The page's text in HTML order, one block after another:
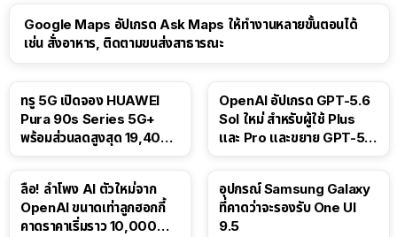
Google Maps อัปเกรด Ask Maps ให้ทำงานหลายขั้นตอนได้
เช่น สั่งอาหาร, ติดตามขนส่งสาธารณะ
ทรู 5G เปิดจอง HUAWEI
Pura 90s Series 5G+
พร้อมส่วนลดสูงสุด 19,400
OpenAI อัปเกรด GPT-5.6
Sol ใหม่ สำหรับผู้ใช้ Plus
และ Pro และขยาย GPT-5.6
ลือ! ลำโพง AI ตัวใหม่จาก
OpenAI ขนาดเท่าลูกฮอกกี้
คาดราคาเริ่มราว 10,000
อุปกรณ์ Samsung Galaxy
ที่คาดว่าจะรองรับ One UI
9.5